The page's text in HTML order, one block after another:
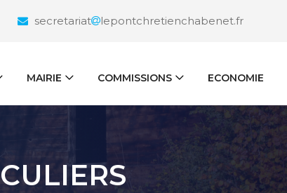
secretariat lepontchretienchabenet.fr
MAIRIE COMMISSIONS ECONOMIE